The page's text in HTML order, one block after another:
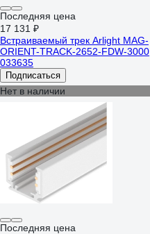
Последняя цена
17 131 ₽
Встраиваемый трек Arlight MAG-
ORIENT-TRACK-2652-FDW-3000
033635
Подписаться
Нет в наличии
Последняя цена